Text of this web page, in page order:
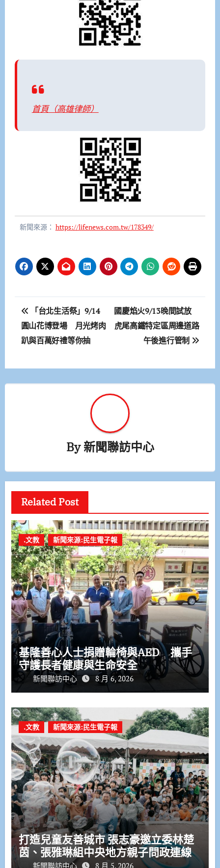
首頁（高雄律師）
新聞來源： https://lifenews.com.tw/178349/
文
章
導
覽
「台北生活祭」9/14
圓山花博登場 月光烤肉
趴與百萬好禮等你抽
國慶焰火9/13晚間試放
虎尾高鐵特定區周邊道路
午後進行管制
By新聞聯訪中心
Related Post
.文教 新聞來源:民生電子報
基隆善心人士捐贈輪椅與AED 攜手
守護長者健康與生命安全
新聞聯訪中心 8 月 6, 2026
.文教 新聞來源:民生電子報
打造兒童友善城市 張志豪邀立委林楚
茵、張雅琳組中央地方親子問政連線
新聞聯訪中心 8 月 5, 2026